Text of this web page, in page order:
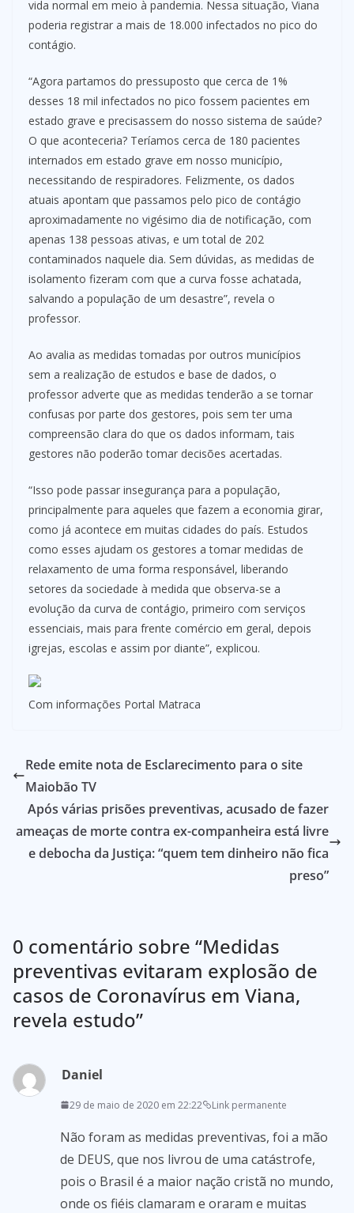
vida normal em meio à pandemia. Nessa situação, Viana
poderia registrar a mais de 18.000 infectados no pico do
contágio.
“Agora partamos do pressuposto que cerca de 1%
desses 18 mil infectados no pico fossem pacientes em
estado grave e precisassem do nosso sistema de saúde?
O que aconteceria? Teríamos cerca de 180 pacientes
internados em estado grave em nosso município,
necessitando de respiradores. Felizmente, os dados
atuais apontam que passamos pelo pico de contágio
aproximadamente no vigésimo dia de notificação, com
apenas 138 pessoas ativas, e um total de 202
contaminados naquele dia. Sem dúvidas, as medidas de
isolamento fizeram com que a curva fosse achatada,
salvando a população de um desastre”, revela o
professor.
Ao avalia as medidas tomadas por outros municípios
sem a realização de estudos e base de dados, o
professor adverte que as medidas tenderão a se tornar
confusas por parte dos gestores, pois sem ter uma
compreensão clara do que os dados informam, tais
gestores não poderão tomar decisões acertadas.
“Isso pode passar insegurança para a população,
principalmente para aqueles que fazem a economia girar,
como já acontece em muitas cidades do país. Estudos
como esses ajudam os gestores a tomar medidas de
relaxamento de uma forma responsável, liberando
setores da sociedade à medida que observa-se a
evolução da curva de contágio, primeiro com serviços
essenciais, mais para frente comércio em geral, depois
igrejas, escolas e assim por diante”, explicou.
Com informações Portal Matraca
Rede emite nota de Esclarecimento para o site
Maiobão TV
Após várias prisões preventivas, acusado de fazer
ameaças de morte contra ex-companheira está livre
e debocha da Justiça: “quem tem dinheiro não fica
preso”
0 comentário sobre “Medidas
preventivas evitaram explosão de
casos de Coronavírus em Viana,
revela estudo”
Daniel
29 de maio de 2020 em 22:22 Link permanente
Não foram as medidas preventivas, foi a mão
de DEUS, que nos livrou de uma catástrofe,
pois o Brasil é a maior nação cristã no mundo,
onde os fiéis clamaram e oraram e muitas